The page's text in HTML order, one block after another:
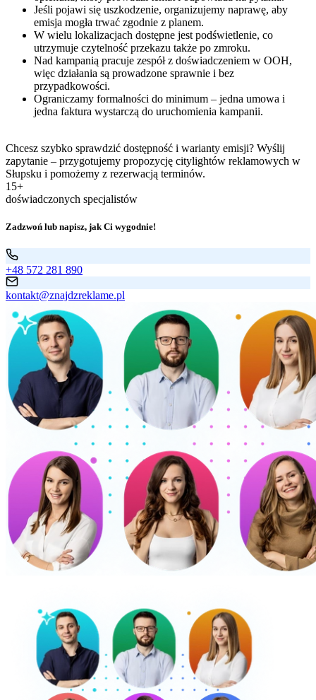
Jeśli pojawi się uszkodzenie, organizujemy naprawę, aby
emisja mogła trwać zgodnie z planem.
W wielu lokalizacjach dostępne jest podświetlenie, co
utrzymuje czytelność przekazu także po zmroku.
Nad kampanią pracuje zespół z doświadczeniem w OOH,
więc działania są prowadzone sprawnie i bez
przypadkowości.
Ograniczamy formalności do minimum – jedna umowa i
jedna faktura wystarczą do uruchomienia kampanii.
Chcesz szybko sprawdzić dostępność i warianty emisji? Wyślij
zapytanie – przygotujemy propozycję citylightów reklamowych w
Słupsku i pomożemy z rezerwacją terminów.
15+
doświadczonych specjalistów
Zadzwoń lub napisz, jak Ci wygodnie!
+48 572 281 890
kontakt@znajdzreklame.pl